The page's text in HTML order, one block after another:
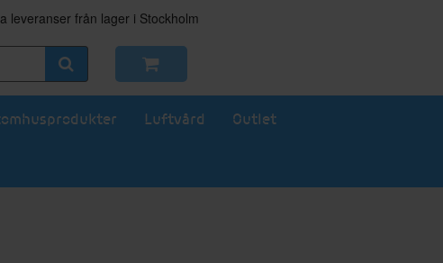
leveranser från lager i Stockholm
Luftvård Outlet